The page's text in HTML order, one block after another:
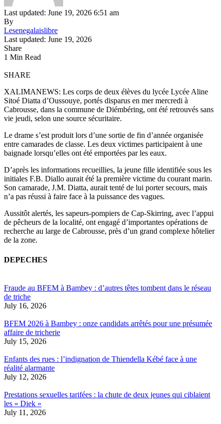
Last updated: June 19, 2026 6:51 am
By
Lesenegalaislibre
Last updated: June 19, 2026
Share
1 Min Read
SHARE
XALIMANEWS: Les corps de deux élèves du lycée Lycée Aline
Sitoé Diatta d’Oussouye, portés disparus en mer mercredi à
Cabrousse, dans la commune de Diémbéring, ont été retrouvés sans
vie jeudi, selon une source sécuritaire.
Le drame s’est produit lors d’une sortie de fin d’année organisée
entre camarades de classe. Les deux victimes participaient à une
baignade lorsqu’elles ont été emportées par les eaux.
D’après les informations recueillies, la jeune fille identifiée sous les
initiales F.B. Diallo aurait été la première victime du courant marin.
Son camarade, J.M. Diatta, aurait tenté de lui porter secours, mais
n’a pas réussi à faire face à la puissance des vagues.
Aussitôt alertés, les sapeurs-pompiers de Cap-Skirring, avec l’appui
de pêcheurs de la localité, ont engagé d’importantes opérations de
recherche au large de Cabrousse, près d’un grand complexe hôtelier
de la zone.
DEPECHES
Fraude au BFEM à Bambey : d’autres têtes tombent dans le réseau
de triche
July 16, 2026
BFEM 2026 à Bambey : onze candidats arrêtés pour une présumée
affaire de tricherie
July 15, 2026
Enfants des rues : l’indignation de Thiendella Kébé face à une
réalité alarmante
July 12, 2026
Prestations sexuelles tarifées : la chute de deux jeunes qui ciblaient
les « Diek »
July 11, 2026